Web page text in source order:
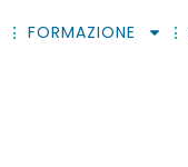
FORMAZIONE